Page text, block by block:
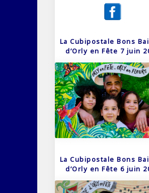
La Cubipostale Bons
d’Orly en Fête 7 juin
La Cubipostale Bons
d’Orly en Fête 6 juin